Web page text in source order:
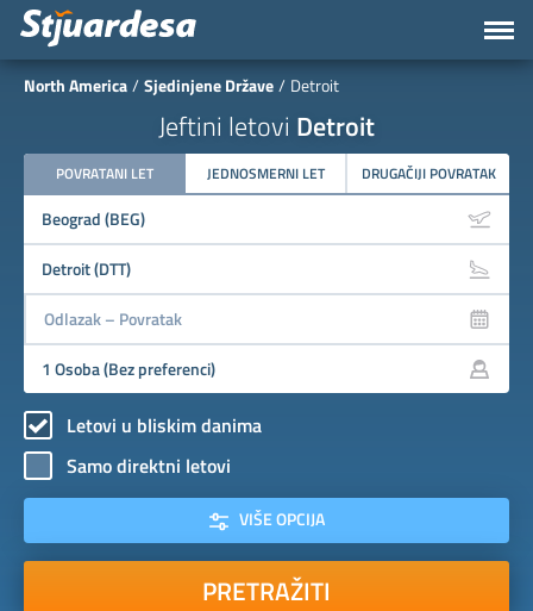
North America Sjedinjene Države Detroit
Jeftini letovi Detroit
POVRATANI LET JEDNOSMERNI LET DRUGAČIJI POVRATAK
Letovi u bliskim danima
Samo direktni letovi
VIŠE OPCIJA
PRETRAŽITI